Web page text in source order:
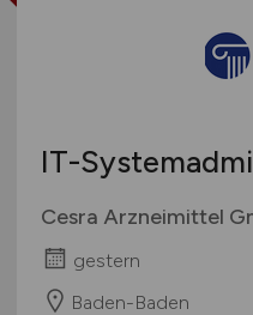
IT-
Cesra Arzneimittel
gestern
Baden-Baden